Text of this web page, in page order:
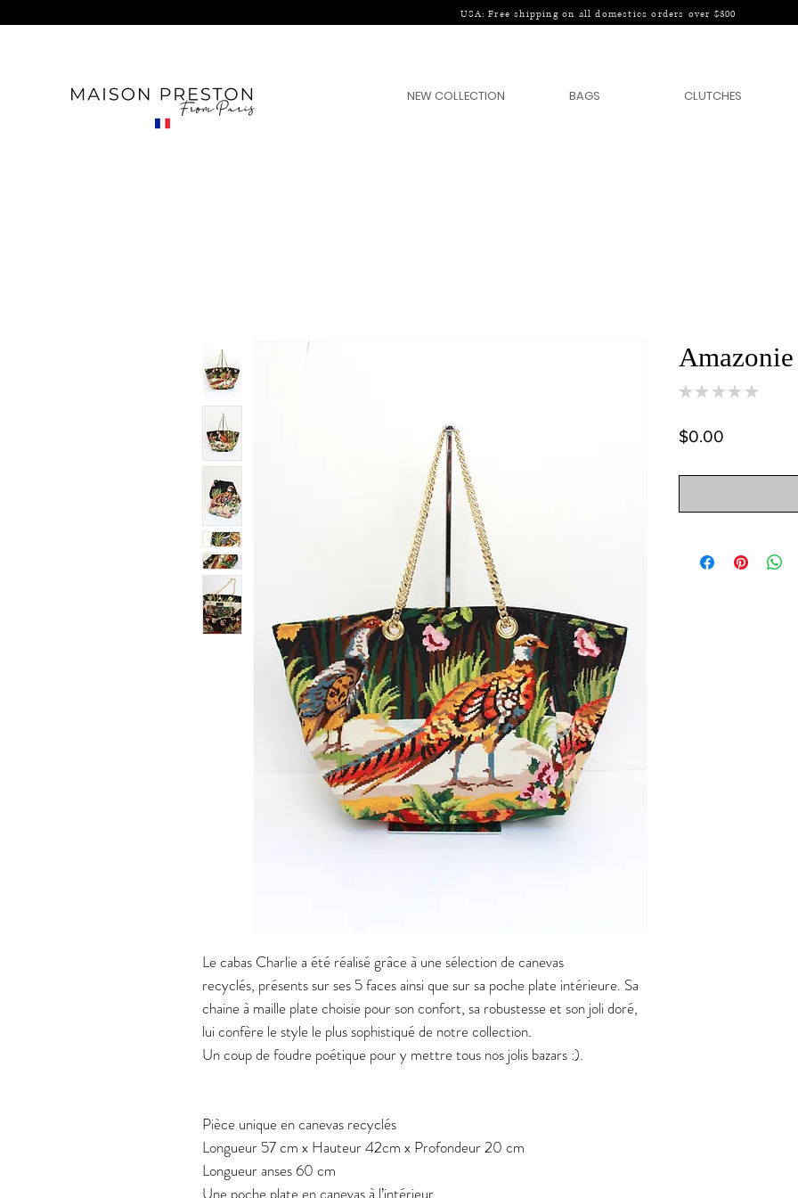
USA: Free shipping on all domestics orders over $300
NEW COLLECTION BAGS CLUTCHES
Le cabas Charlie a été réalisé grâce à une sélection de canevas
recyclés, présents sur ses 5 faces ainsi que sur sa poche plate intérieure. Sa
chaine à maille plate choisie pour son confort, sa robustesse et son joli doré,
lui confère le style le plus sophistiqué de notre collection.
Un coup de foudre poétique pour y mettre tous nos jolis bazars :).
Pièce unique en canevas recyclés
Longueur 57 cm x Hauteur 42cm x Profondeur 20 cm
Longueur anses 60 cm
Une poche plate en canevas à l’intérieur
Amazonie
★ ★ ★ ★ ★
$0.00